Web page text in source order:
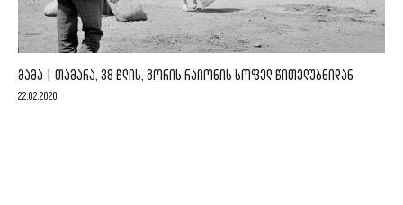
ᲛᲐᲛᲐ | ᲗᲐᲛᲐᲠᲐ, 38 ᲬᲚᲘᲡ, ᲒᲝᲠᲘᲡ ᲠᲐᲘᲝᲜᲘᲡ ᲡᲝᲤᲔᲚ ᲬᲘᲗᲔᲚᲣᲑᲜᲘᲓᲐᲜ
22.02.2020